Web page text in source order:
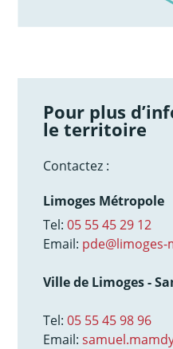
Pour plus
le territoire
Contactez :
Limoges Métropole
Tel:05 55 45 29 12
Email:
Ville de Limoges -
Tel:05 55 45 98 96
Email: